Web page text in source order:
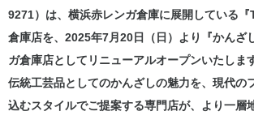
9271）は、横浜赤レンガ倉庫に展開している
倉庫店を、2025年7月20日（日）より『かんざ
ガ倉庫店としてリニューアルオープンいたします
伝統工芸品としてのかんざしの魅力を、現代の
込むスタイルでご提案する専門店が、より一層